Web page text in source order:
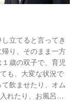
立てると言ってき
り、そのまま一方
も、大変な状況で
れたり、お風呂掃